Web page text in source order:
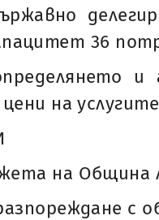
36
и
на
на Община
с